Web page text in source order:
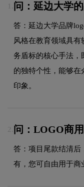
问：延边大学
答：延边大学品牌
风格在教育领域具
务盾标的核心手法，
的独特个性，能够在
印象。
2. 问：LOGO商
答：项目尾款结清后
有，您可自由用于商